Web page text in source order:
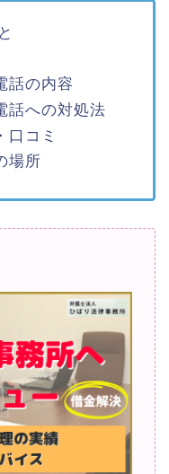
話の内容
話への対処法
口コミ
場所